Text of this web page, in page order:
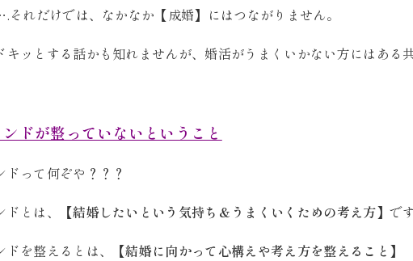
れだけでは、なかなか【成婚】にはつながりません。
キッとする話かも知れませんが、婚活がうまくいかない方にはある
ドが整っていないということ
ドって何ぞや？？？
とは、
【結婚したいという気持ち＆うまくいくための考え方】 で
を整えるとは、
【結婚に向かって心構えや考え方を整えること】